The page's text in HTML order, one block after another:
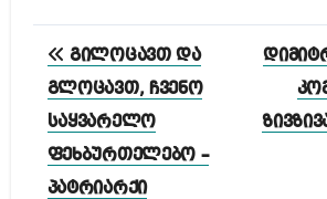
პოსტის
ნავიგაცია
გილოცავთ და
გლოცავთ, ჩვენო
საყვარელო
ფეხბურთელებო –
პატრიარქი